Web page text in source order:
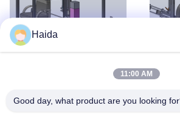
Haida
11:00 AM
Good day, what product are you looking